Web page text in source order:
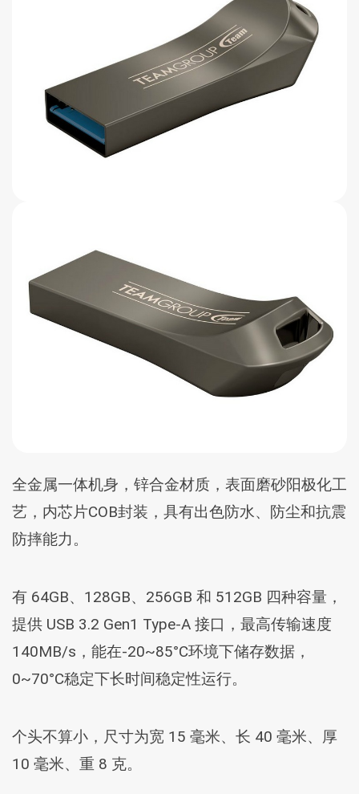
全金属一体机身，锌合金材质，表面磨砂阳极化工
艺，内芯片COB封装，具有出色防水、防尘和抗震
防摔能力。
有 64GB、128GB、256GB 和 512GB 四种容量，
提供 USB 3.2 Gen1 Type-A 接口，最高传输速度
140MB/s，能在-20~85°C环境下储存数据，
0~70°C稳定下长时间稳定性运行。
个头不算小，尺寸为宽 15 毫米、长 40 毫米、厚
10 毫米、重 8 克。